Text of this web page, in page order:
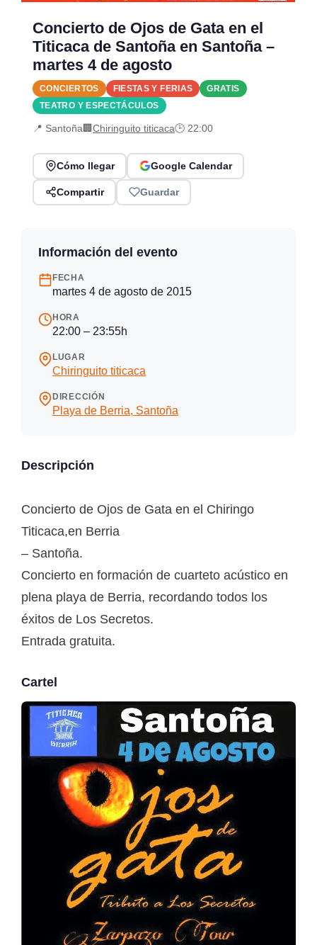
Concierto de Ojos de Gata en el
Titicaca de Santoña en Santoña –
martes 4 de agosto
CONCIERTOS FIESTAS Y FERIAS
GRATIS
TEATRO Y ESPECTÁCULOS
📍 Santoña🏢Chiringuito titicaca🕒 22:00
Cómo llegar Google Calendar
Compartir Guardar
Información del evento
FECHA
martes 4 de agosto de 2015
HORA
22:00 – 23:55h
LUGAR
Chiringuito titicaca
DIRECCIÓN
Playa de Berria, Santoña
Descripción
Concierto de Ojos de Gata en el Chiringo
Titicaca,en Berria
– Santoña.
Concierto en formación de cuarteto acústico en
plena playa de Berria, recordando todos los
éxitos de Los Secretos.
Entrada gratuita.
Cartel